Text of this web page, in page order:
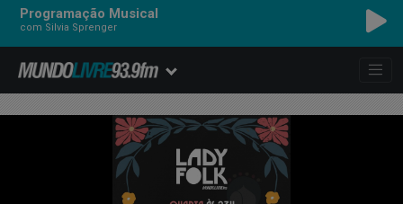
Programação Musical
com Silvia Sprenger